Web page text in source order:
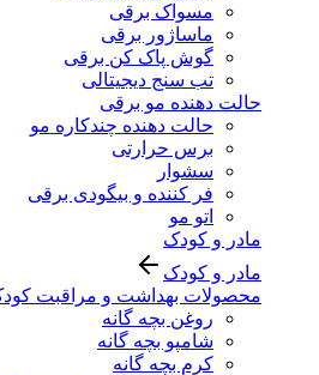
مسواک برقی
ماساژور برقی
گوش پاک کن برقی
تب سنج دیجیتالی
حالت دهنده مو برقی
حالت دهنده چندکاره مو
برس حرارتی
سشوار
فر کننده و بیگودی برقی
اتو مو
مادر و کودک
مادر و کودک
محصولات بهداشت و مراقبت
روغن بچه گانه
شامپو بچه گانه
کرم بچه گانه